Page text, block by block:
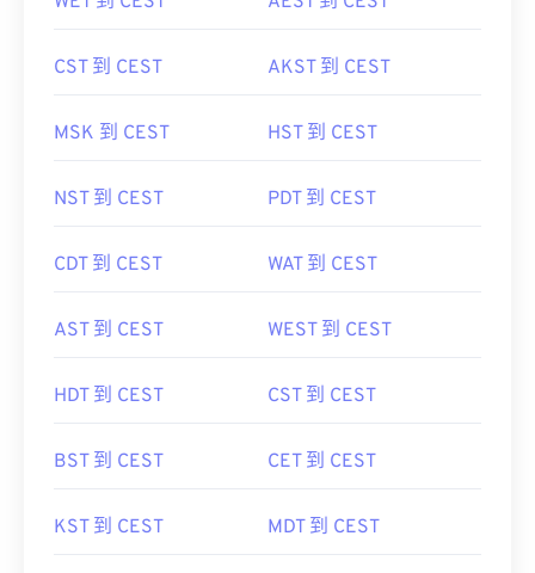
CST 到 CEST AKST 到 CEST
MSK 到 CEST HST 到 CEST
NST 到 CEST PDT 到 CEST
CDT 到 CEST WAT 到 CEST
AST 到 CEST WEST 到 CEST
HDT 到 CEST CST 到 CEST
BST 到 CEST CET 到 CEST
KST 到 CEST MDT 到 CEST